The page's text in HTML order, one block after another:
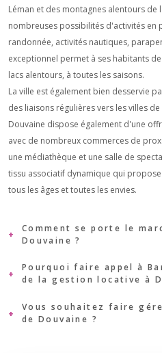
Léman et des montagnes alentours de
nombreuses possibilités d'activités en
randonnée, activités nautiques,
exceptionnel permet à ses habitants
lacs alentours, à toutes les saisons.
La ville est également bien desservie
des liaisons régulières vers les villes
Douvaine dispose également d'une
avec de nombreux commerces de
une médiathèque et une salle de
tissu associatif dynamique qui
tous les âges et toutes les envies.
Comment se porte le
Douvaine ?
Vous êtes propriétaire d’un logement
souhaitez mettre en location ? L’Agence
pour vous. En effet, située dans la
propose une prestation complète de
Pourquoi faire appel à
de la gestion locative à
Voici trois raisons de faire appel à
gestion locative à Douvaine
Vous souhaitez faire
de Douvaine ?